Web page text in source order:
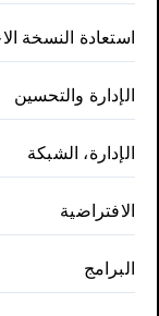
استعادة النسخة
الإدارة والتحسين
الإدارة، الشبكة
الافتراضية
البرامج